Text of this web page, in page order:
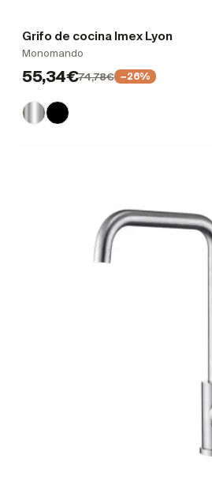
Grifo de cocina Imex Lyon
Monomando
55,34€74,78€ −26%